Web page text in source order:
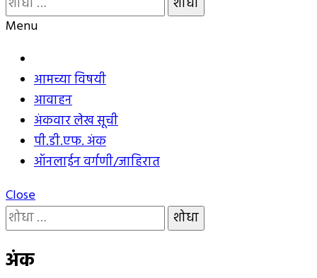
शोध
Menu
आमच्या विषयी
आवाहन
अंकवार लेख सूची
पी.डी.एफ. अंक
ऑनलाईन वर्गणी/जाहिरात
Close
यांचा
शोध
घ्या
अंक